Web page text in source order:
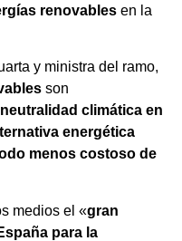
renovables en la
y ministra del ramo,
son
neutralidad climática en
energética
menos costoso de
medios el «gran
para la